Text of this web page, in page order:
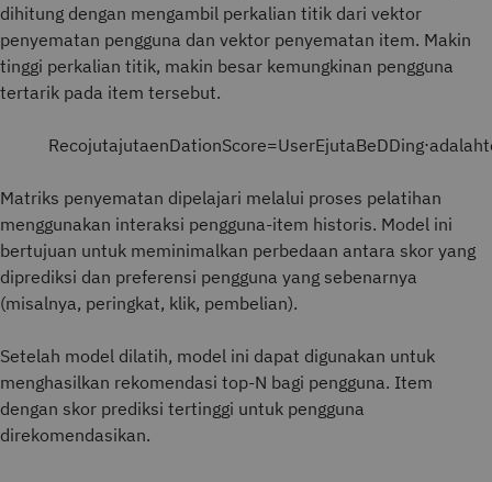
dihitung dengan mengambil perkalian titik dari vektor
penyematan pengguna dan vektor penyematan item. Makin
tinggi perkalian titik, makin besar kemungkinan pengguna
tertarik pada item tersebut.
RecojutajutaenDationScore=UserEjutaBeDDing⋅adalaht
Matriks penyematan dipelajari melalui proses pelatihan
menggunakan interaksi pengguna-item historis. Model ini
bertujuan untuk meminimalkan perbedaan antara skor yang
diprediksi dan preferensi pengguna yang sebenarnya
(misalnya, peringkat, klik, pembelian).
Setelah model dilatih, model ini dapat digunakan untuk
menghasilkan rekomendasi top-N bagi pengguna. Item
dengan skor prediksi tertinggi untuk pengguna
direkomendasikan.